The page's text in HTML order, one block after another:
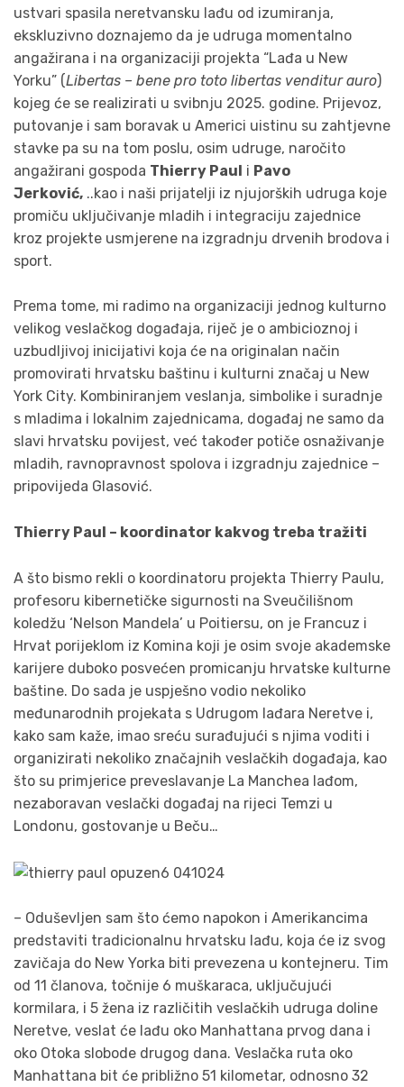
ustvari spasila neretvansku lađu od izumiranja,
ekskluzivno doznajemo da je udruga momentalno
angažirana i na organizaciji projekta “Lađa u New
Yorku” (Libertas – bene pro toto libertas venditur auro)
kojeg će se realizirati u svibnju 2025. godine. Prijevoz,
putovanje i sam boravak u Americi uistinu su zahtjevne
stavke pa su na tom poslu, osim udruge, naročito
angažirani gospoda Thierry Paul i Pavo
Jerković, ..kao i naši prijatelji iz njujorških udruga koje
promiču uključivanje mladih i integraciju zajednice
kroz projekte usmjerene na izgradnju drvenih brodova i
sport.
Prema tome, mi radimo na organizaciji jednog kulturno
velikog veslačkog događaja, riječ je o ambicioznoj i
uzbudljivoj inicijativi koja će na originalan način
promovirati hrvatsku baštinu i kulturni značaj u New
York City. Kombiniranjem veslanja, simbolike i suradnje
s mladima i lokalnim zajednicama, događaj ne samo da
slavi hrvatsku povijest, već također potiče osnaživanje
mladih, ravnopravnost spolova i izgradnju zajednice –
pripovijeda Glasović.
Thierry Paul – koordinator kakvog treba tražiti
A što bismo rekli o koordinatoru projekta Thierry Paulu,
profesoru kibernetičke sigurnosti na Sveučilišnom
koledžu ‘Nelson Mandela’ u Poitiersu, on je Francuz i
Hrvat porijeklom iz Komina koji je osim svoje akademske
karijere duboko posvećen promicanju hrvatske kulturne
baštine. Do sada je uspješno vodio nekoliko
međunarodnih projekata s Udrugom lađara Neretve i,
kako sam kaže, imao sreću surađujući s njima voditi i
organizirati nekoliko značajnih veslačkih događaja, kao
što su primjerice preveslavanje La Manchea lađom,
nezaboravan veslački događaj na rijeci Temzi u
Londonu, gostovanje u Beču…
– Oduševljen sam što ćemo napokon i Amerikancima
predstaviti tradicionalnu hrvatsku lađu, koja će iz svog
zavičaja do New Yorka biti prevezena u kontejneru. Tim
od 11 članova, točnije 6 muškaraca, uključujući
kormilara, i 5 žena iz različitih veslačkih udruga doline
Neretve, veslat će lađu oko Manhattana prvog dana i
oko Otoka slobode drugog dana. Veslačka ruta oko
Manhattana bit će približno 51 kilometar, odnosno 32